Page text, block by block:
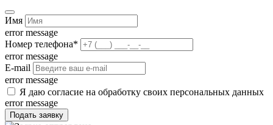
Имя
error message
Номер телефона*
error message
E-mail
error message
Я даю согласие на обработку своих персональных данных
error message
Подать заявку